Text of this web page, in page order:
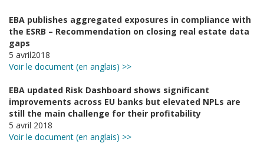
EBA publishes aggregated exposures in compliance with
the ESRB – Recommendation on closing real estate data
gaps
5 avril2018
Voir le document (en anglais) >>
EBA updated Risk Dashboard shows significant
improvements across EU banks but elevated NPLs are
still the main challenge for their profitability
5 avril 2018
Voir le document (en anglais) >>